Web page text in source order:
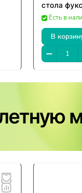
стола
Есть в
В